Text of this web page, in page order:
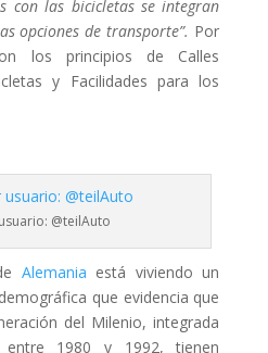
con las bicicletas se integran
opciones de transporte”. Por
los principios de Calles
y Facilidades para los
@teilAuto
Alemania está viviendo un
que evidencia que
del Milenio, integrada
entre 1980 y 1992, tienen